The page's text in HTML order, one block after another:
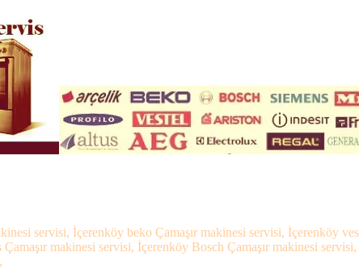
servisi, İçerenköy beko Çamaşır makinesi servisi, İçerenköy
makinesi servisi, İçerenköy Bosch Çamaşır makinesi